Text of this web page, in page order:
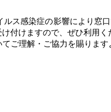
ス感染症の影響により窓
付けますので、ぜひ利用く
ご理解・ご協力を賜ります